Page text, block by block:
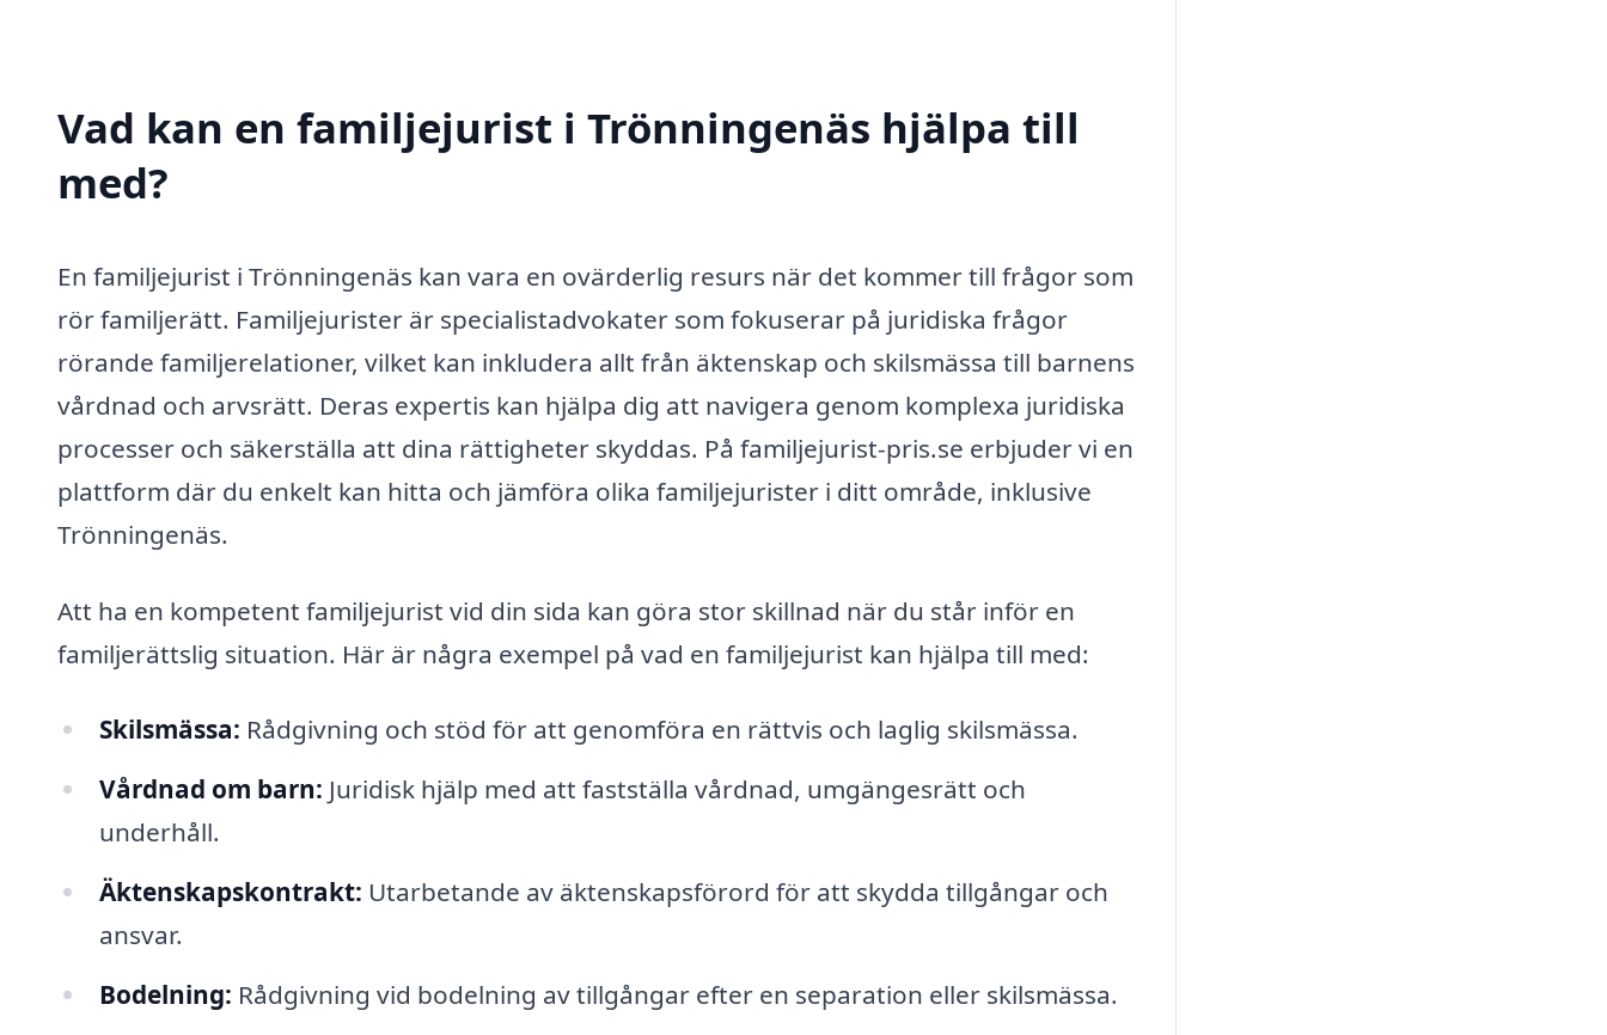
Vad kan en familjejurist i Trönningenäs hjälpa till
med?
En familjejurist i Trönningenäs kan vara en ovärderlig resurs när det kommer till frågor som
rör familjerätt. Familjejurister är specialistadvokater som fokuserar på juridiska frågor
rörande familjerelationer, vilket kan inkludera allt från äktenskap och skilsmässa till barnens
vårdnad och arvsrätt. Deras expertis kan hjälpa dig att navigera genom komplexa juridiska
processer och säkerställa att dina rättigheter skyddas. På familjejurist-pris.se erbjuder vi en
plattform där du enkelt kan hitta och jämföra olika familjejurister i ditt område, inklusive
Trönningenäs.
Att ha en kompetent familjejurist vid din sida kan göra stor skillnad när du står inför en
familjerättslig situation. Här är några exempel på vad en familjejurist kan hjälpa till med:
Skilsmässa: Rådgivning och stöd för att genomföra en rättvis och laglig skilsmässa.
Vårdnad om barn: Juridisk hjälp med att fastställa vårdnad, umgängesrätt och
underhåll.
Äktenskapskontrakt: Utarbetande av äktenskapsförord för att skydda tillgångar och
ansvar.
Bodelning: Rådgivning vid bodelning av tillgångar efter en separation eller skilsmässa.